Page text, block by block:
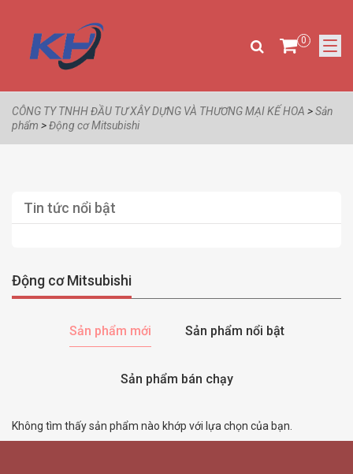
0
CÔNG TY TNHH ĐẦU TƯ XÂY DỰNG VÀ THƯƠNG MẠI KẾ HOA >Sản
phẩm >Động cơ Mitsubishi
Tin tức nổi bật
Động cơ Mitsubishi
Sản phẩm mới Sản phẩm nổi bật
Sản phẩm bán chạy
Không tìm thấy sản phẩm nào khớp với lựa chọn của bạn.